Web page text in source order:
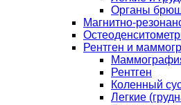
Органы
Магнитно-
Рентген и
Рентген
Коленный
Легкие